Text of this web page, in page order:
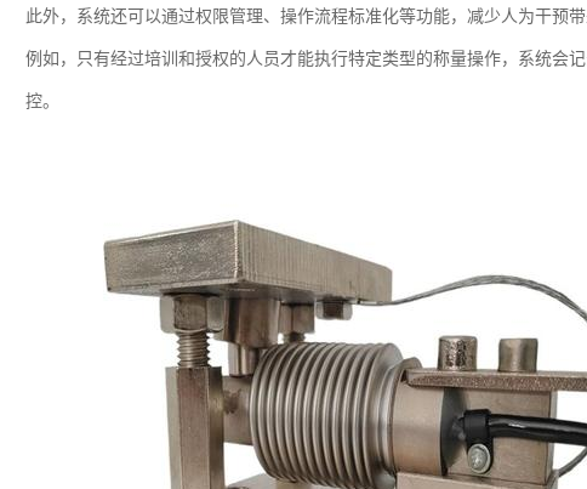
此外，系统还可以通过权限管理、操作流程标准化等功能，减少人为干预带
例如，只有经过培训和授权的人员才能执行特定类型的称量操作，系统会
控。